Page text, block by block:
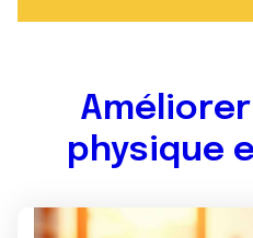
physique